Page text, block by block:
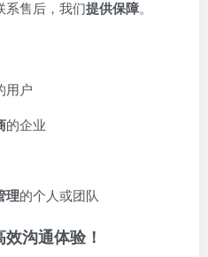
系售后，我们提供保障。
用户
的企业
理的个人或团队
沟通体验！